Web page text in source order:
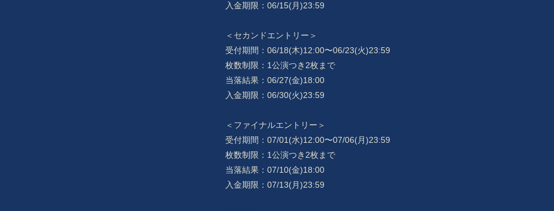
入金期限：06/15(月)23:59
＜セカンドエントリー＞
受付期間：06/18(木)12:00〜06/23(火)23:59
枚数制限：1公演つき2枚まで
当落結果：06/27(金)18:00
入金期限：06/30(火)23:59
＜ファイナルエントリー＞
受付期間：07/01(水)12:00〜07/06(月)23:59
枚数制限：1公演つき2枚まで
当落結果：07/10(金)18:00
入金期限：07/13(月)23:59